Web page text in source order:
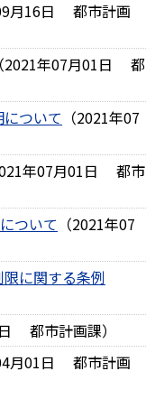
月16日
都市計画
（2021年07月01日
都
ついて （2021年07
年07月01日
都市
ついて （2021年07
に関する条例
都市計画課）
月01日
都市計画